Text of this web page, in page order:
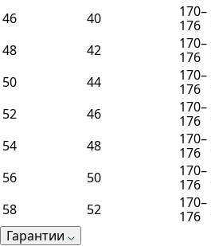
46
40
170–
176
48
42
170–
176
50
44
170–
176
52
46
170–
176
54
48
170–
176
56
50
170–
176
58
52
170–
176
Гарантии